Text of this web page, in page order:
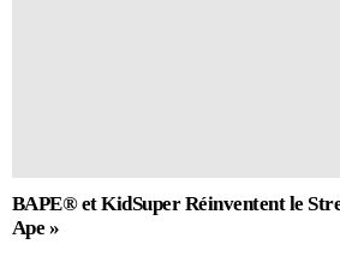
BAPE® et KidSuper Réinventent le
Ape »